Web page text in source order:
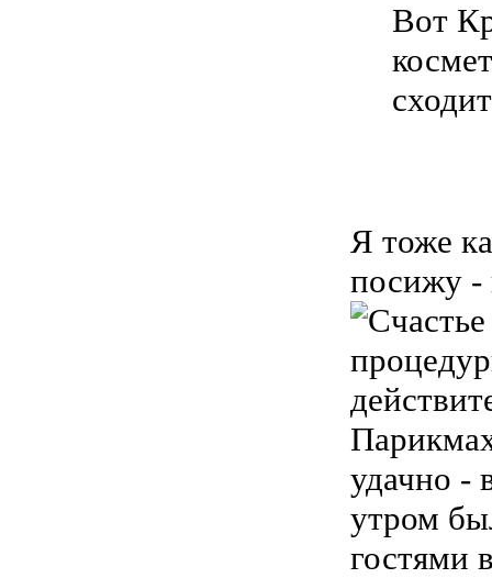
Вот
Я тоже
посижу -
удачно -
утром
гостями